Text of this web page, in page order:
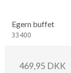
Egern buffet
33400
469,95 DKK